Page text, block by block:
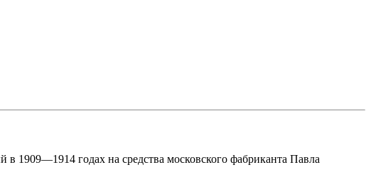
1909—1914 годах на средства московского фабриканта Павла